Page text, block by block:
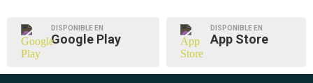
DISPONIBLE EN
Google Play
DISPONIBLE EN
App Store